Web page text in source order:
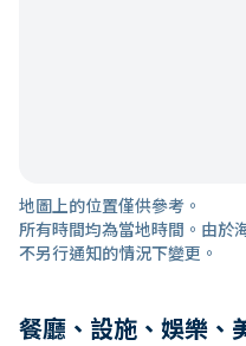
地圖上的位置僅供參考。
所有時間均為當地時間。由於
不另行通知的情況下變更。
餐廳、設施、娛樂、